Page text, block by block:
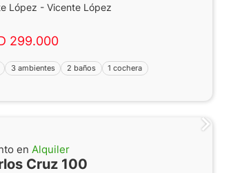
López - Vicente López
299.000
3 ambientes 2 baños
1 cochera
en Alquiler
Cruz 100